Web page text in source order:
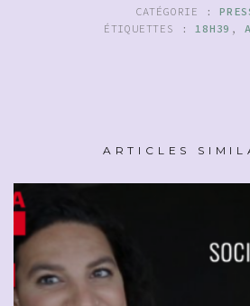
CATÉGORIE :
ÉTIQUETTES :18H39 ,
ARTICLES